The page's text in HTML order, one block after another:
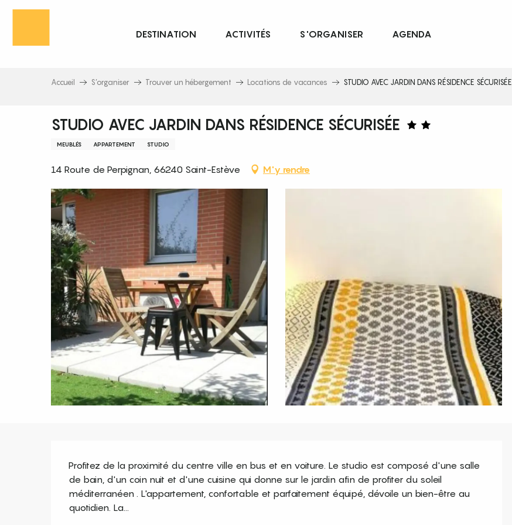
Aller
principal
DESTINATION ACTIVITÉS S'ORGANISER AGENDA
Accueil S’organiser Trouver un hébergement Locations de vacances STUDIO AVEC JARDIN DANS RÉSIDENCE SÉCURISÉE
STUDIO AVEC JARDIN DANS RÉSIDENCE SÉCURISÉE
MEUBLÉS APPARTEMENT STUDIO
14 Route de Perpignan, 66240 Saint-Estève M'y rendre
Description
Profitez de la proximité du centre ville en bus et en voiture. Le studio est composé d'une salle
de bain, d'un coin nuit et d'une cuisine qui donne sur le jardin afin de profiter du soleil
méditerranéen . L'appartement, confortable et parfaitement équipé, dévoile un bien-être au
quotidien. La...